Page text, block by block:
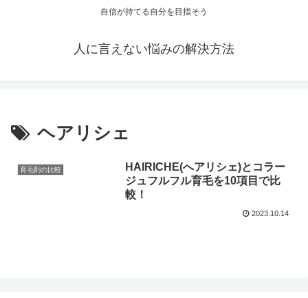
自信が持てる自分を目指そう
人に言えない悩みの解決方法
ヘアリシェ
育毛剤の比較
HAIRICHE(へアリシェ)とコラー
ジュフルフル育毛を10項目で比
較！
2023.10.14